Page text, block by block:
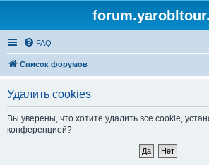
FAQ
Список форумов
Удалить cookies
Вы уверены, что хотите удалить все cookie,
конференцией?